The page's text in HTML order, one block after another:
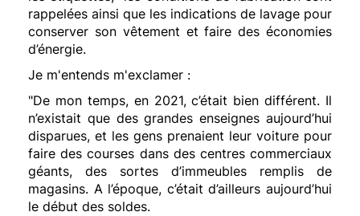
rappelées ainsi que les indications de lavage pour
conserver son vêtement et faire des économies
d’énergie.
Je m'entends m'exclamer :
"De mon temps, en 2021, c’était bien différent. Il
n’existait que des grandes enseignes aujourd’hui
disparues, et les gens prenaient leur voiture pour
faire des courses dans des centres commerciaux
géants, des sortes d’immeubles remplis de
magasins. A l’époque, c’était d’ailleurs aujourd’hui
le début des soldes.